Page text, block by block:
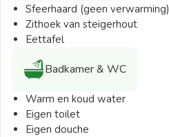
Sfeerhaard (geen verwarming)
Zithoek van steigerhout
Eettafel
Badkamer & WC
Warm en koud water
Eigen toilet
Eigen douche